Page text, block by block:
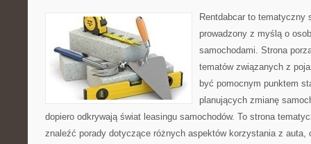
Rentdabcar to tematyczny
prowadzony z myślą o
samochodami. Strona
tematów związanych z
być pomocnym punktem
planujących zmianę
dopiero odkrywają świat leasingu samochodów. To strona
znaleźć porady dotyczące różnych aspektów korzystania z auta,